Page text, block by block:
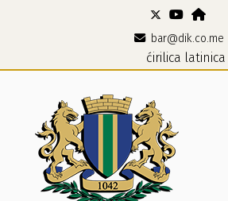
bar@dik.co.me
ćirilica latinica